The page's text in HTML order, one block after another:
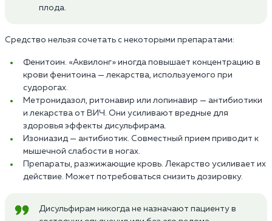
плода.
Средство нельзя сочетать с некоторыми препаратами:
Фенитоин. «Аквилонг» иногда повышает концентрацию в
крови фенитоина — лекарства, используемого при
судорогах.
Метронидазол, ритонавир или лопинавир — антибиотики
и лекарства от ВИЧ. Они усиливают вредные для
здоровья эффекты дисульфирама.
Изониазид — антибиотик. Совместный прием приводит к
мышечной слабости в ногах.
Препараты, разжижающие кровь. Лекарство усиливает их
действие. Может потребоваться снизить дозировку.
Дисульфирам никогда не назначают пациенту в